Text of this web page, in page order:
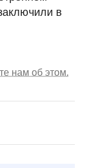
в
нам об этом.